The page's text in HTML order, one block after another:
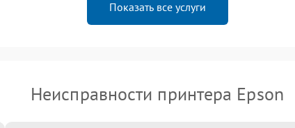
Показать все услуги
Неисправности принтера Epson